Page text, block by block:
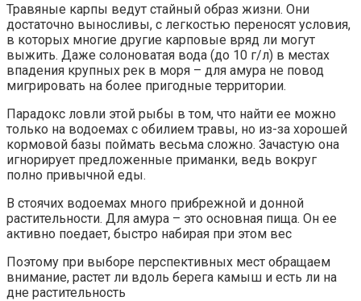
Травяные карпы ведут стайный образ жизни. Они
достаточно выносливы, с легкостью переносят условия,
в которых многие другие карповые вряд ли могут
выжить. Даже солоноватая вода (до 10 г/л) в местах
впадения крупных рек в моря – для амура не повод
мигрировать на более пригодные территории.
Парадокс ловли этой рыбы в том, что найти ее можно
только на водоемах с обилием травы, но из-за хорошей
кормовой базы поймать весьма сложно. Зачастую она
игнорирует предложенные приманки, ведь вокруг
полно привычной еды.
В стоячих водоемах много прибрежной и донной
растительности. Для амура – это основная пища. Он ее
активно поедает, быстро набирая при этом вес
Поэтому при выборе перспективных мест обращаем
внимание, растет ли вдоль берега камыш и есть ли на
дне растительность